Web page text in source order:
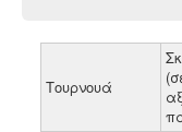
Τουρνουά